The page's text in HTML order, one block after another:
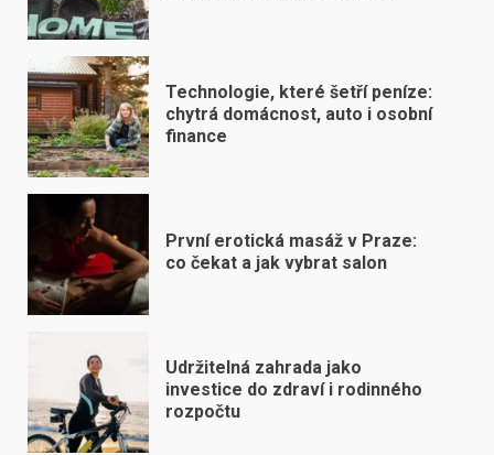
Technologie, které šetří peníze:
chytrá domácnost, auto i osobní
finance
První erotická masáž v Praze:
co čekat a jak vybrat salon
Udržitelná zahrada jako
investice do zdraví i rodinného
rozpočtu